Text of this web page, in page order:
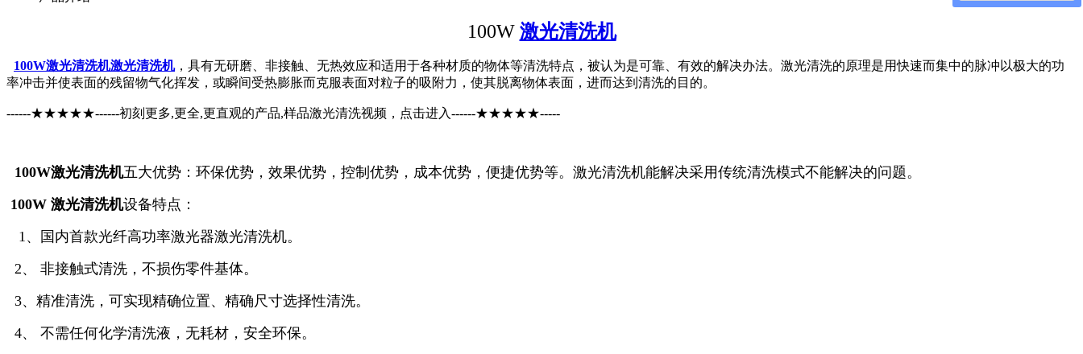
100W 激光清洗机
100W激光清洗机激光清洗机，具有无研磨、非接触、无热效应和适用于各种材质的物体等清洗特点，被认为是可靠、有效的解决办法。激光清洗的原理是用快速而集中的脉冲以极大的功
率冲击并使表面的残留物气化挥发，或瞬间受热膨胀而克服表面对粒子的吸附力，使其脱离物体表面，进而达到清洗的目的。
------★★★★★------初刻更多,更全,更直观的产品,样品激光清洗视频，点击进入------★★★★★-----
100W激光清洗机五大优势：环保优势，效果优势，控制优势，成本优势，便捷优势等。激光清洗机能解决采用传统清洗模式不能解决的问题。
100W 激光清洗机设备特点：
1、国内首款光纤高功率激光器激光清洗机。
2、 非接触式清洗，不损伤零件基体。
3、精准清洗，可实现精确位置、精确尺寸选择性清洗。
4、 不需任何化学清洗液，无耗材，安全环保。